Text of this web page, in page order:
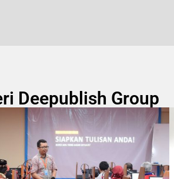
Deepublish Group